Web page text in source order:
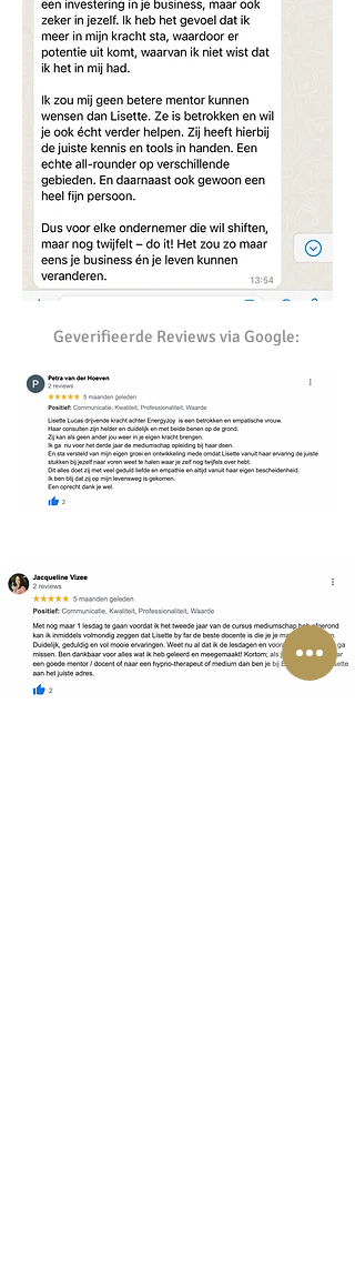
Geverifieerde Reviews via Google: